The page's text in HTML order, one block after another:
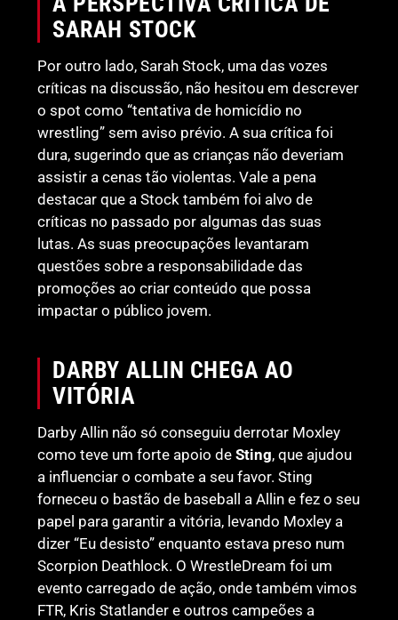
SARAH STOCK
Por outro lado, Sarah Stock, uma das vozes
críticas na discussão, não hesitou em descrever
o spot como “tentativa de homicídio no
wrestling” sem aviso prévio. A sua crítica foi
dura, sugerindo que as crianças não deveriam
assistir a cenas tão violentas. Vale a pena
destacar que a Stock também foi alvo de
críticas no passado por algumas das suas
lutas. As suas preocupações levantaram
questões sobre a responsabilidade das
promoções ao criar conteúdo que possa
impactar o público jovem.
DARBY ALLIN CHEGA AO
VITÓRIA
Darby Allin não só conseguiu derrotar Moxley
como teve um forte apoio deSting, que ajudou
a influenciar o combate a seu favor. Sting
forneceu o bastão de baseball a Allin e fez o seu
papel para garantir a vitória, levando Moxley a
dizer “Eu desisto” enquanto estava preso num
Scorpion Deathlock. O WrestleDream foi um
evento carregado de ação, onde também vimos
FTR, Kris Statlander e outros campeões a